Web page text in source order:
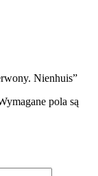
Nienhuis”
pola są